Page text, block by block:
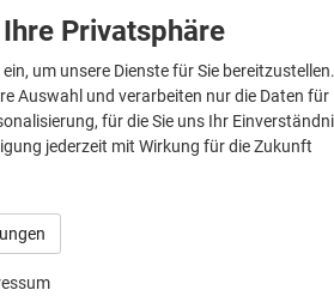
Privatsphäre
um unsere Dienste für Sie bereitzustellen.
Auswahl und verarbeiten nur die Daten für
für die Sie uns Ihr
jederzeit mit Wirkung für die Zukunft